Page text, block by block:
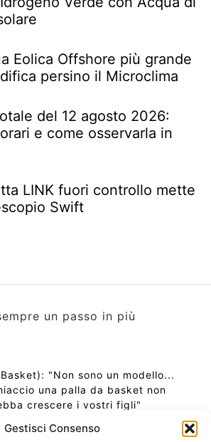
Gestisci Consenso
Eolica Offshore più grande
persino il Microclima
del 12 agosto 2026:
e come osservarla in
LINK fuori controllo mette
Swift
un passo in più
"Non sono un modello...
una palla da basket non
crescere i vostri figli"